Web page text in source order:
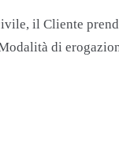
il Cliente
di